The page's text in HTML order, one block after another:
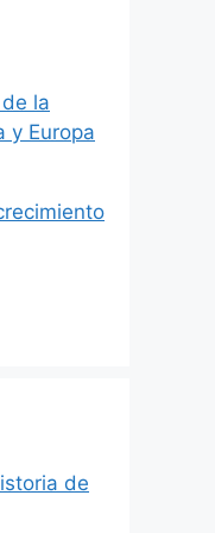
la
y Europa
de